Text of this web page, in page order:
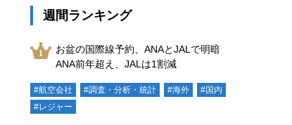
週間ランキング
お盆の国際線予約、ANAとJALで明暗
ANA前年超え、JALは1割減
#航空会社 #調査・分析・統計 #海外
#国内
#レジャー